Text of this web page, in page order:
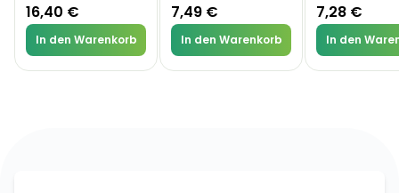
16,40 €
In den Warenkorb
7,49 €
In den Warenkorb
7,28 €
In den